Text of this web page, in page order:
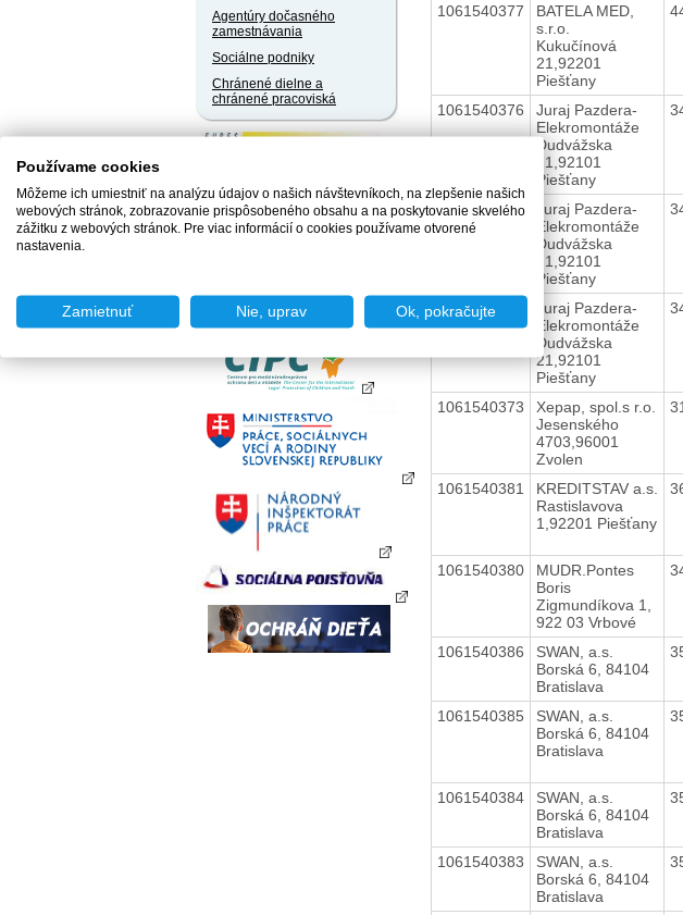
Agentúry dočasného
zamestnávania
Sociálne podniky
Chránené dielne a
chránené pracoviská
1061540377
BATELA MED,
s.r.o.
Kukučínová
21,92201
Piešťany
1061540376
Juraj Pazdera-
Elekromontáže
Dudvážska
21,92101
Piešťany
1061540375
Juraj Pazdera-
Elekromontáže
Dudvážska
21,92101
Piešťany
1061540374
Juraj Pazdera-
Elekromontáže
Dudvážska
21,92101
Piešťany
1061540373
Xepap, spol.s r.o.
Jesenského
4703,96001
Zvolen
1061540381
KREDITSTAV a.s.
Rastislavova
1,92201 Piešťany
1061540380
MUDR.Pontes
Boris
Zigmundíkova 1,
922 03 Vrbové
1061540386
SWAN, a.s.
Borská 6, 84104
Bratislava
1061540385
SWAN, a.s.
Borská 6, 84104
Bratislava
1061540384
SWAN, a.s.
Borská 6, 84104
Bratislava
1061540383
SWAN, a.s.
Borská 6, 84104
Bratislava
Používame cookies
Môžeme ich umiestniť na analýzu údajov o našich návštevníkoch, na zlepšenie našich
webových stránok, zobrazovanie prispôsobeného obsahu a na poskytovanie skvelého
zážitku z webových stránok. Pre viac informácií o cookies používame otvorené
nastavenia.
Zamietnuť Nie, uprav Ok, pokračujte